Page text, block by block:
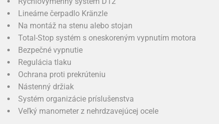
Lineárne čerpadlo Kränzle
Na montáž na stenu alebo stojan
Total-Stop systém s oneskoreným vypnutím motora
Bezpečné vypnutie
Regulácia tlaku
Ochrana proti prekrúteniu
Nástenný držiak
Systém organizácie príslušenstva
Veľký manometer z nehrdzavejúcej ocele